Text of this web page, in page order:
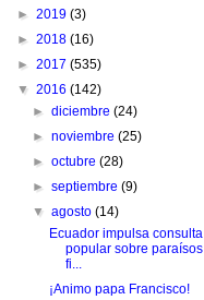
► 2019 (3)
► 2018 (16)
► 2017 (535)
▼ 2016 (142)
►diciembre(24)
►noviembre(25)
►octubre(28)
►septiembre(9)
▼agosto(14)
Ecuador impulsa consulta
popular sobre paraísos
fi...
¡Animo papa Francisco!